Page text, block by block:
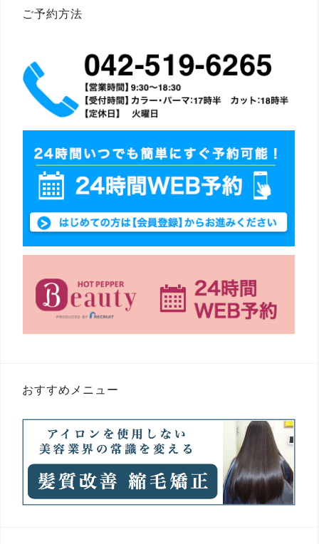
ョ
ご予約方法
おすすめメニュー